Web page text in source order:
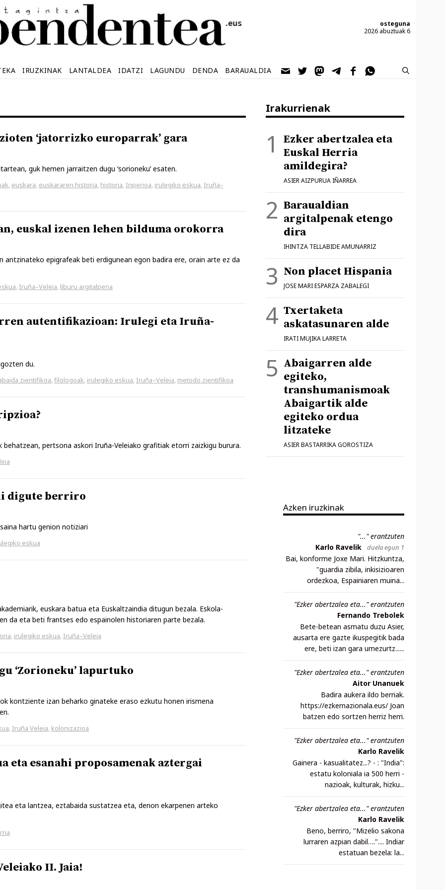
osteguna
2026 abuztuak 6
IRUZKINAK LANTALDEA IDATZI LAGUNDU DENDA BARAUALDIA
‘jatorrizko europarrak’ gara
guk hemen jarraitzen dugu ‘sorioneku’ esaten.
, euskara, euskararen historia, historia, Inperioa, irulegiko eskua, Iruña–
euskal izenen lehen bilduma orokorra
antzinateko epigrafeak beti erdigunean egon badira ere, orain arte ez da
, Iruña–Veleia, liburu argitalpena
autentifikazioan: Irulegi eta Iruña-
du.
zientifikoa,filologoak, irulegiko eskua, Iruña–Veleia, metodo zientifikoa
pertsona askori Iruña-Veleiako grafitiak etorri zaizkigu burura.
digute berriro
hartu genion notiziari
eskua
euskara batua eta Euskaltzaindia ditugun bezala. Eskola-
da eta beti frantses edo espainolen historiaren parte bezala.
irulegiko eskua Iruña–Veleia
‘Zorioneku’ lapurtuko
kontziente izan beharko ginateke eraso ezkutu honen irismena
Iruña Veleia kolonizazioa
esanahi proposamenak aztergai
eta lantzea, eztabaida sustatzea eta, denon ekarpenen arteko
II. Jaia!
Irakurrienak
Ezker abertzalea eta
Euskal Herria
amildegira?
ASIER AIZPURUA IÑARREA
Baraualdian
argitalpenak etengo
dira
IHINTZA TELLABIDE AMUNARRIZ
Non placet Hispania
JOSE MARI ESPARZA ZABALEGI
Txertaketa
askatasunaren alde
IRATI MUJIKA LARRETA
Abaigarren alde
egiteko,
transhumanismoak
Abaigartik alde
egiteko ordua
litzateke
ASIER BASTARRIKA GOROSTIZA
Azken iruzkinak
"..." erantzuten
Karlo Ravelik
duela egun 1
Bai, konforme Joxe Mari. Hitzkuntza,
"guardia zibila, inkisizioaren
ordezkoa, Espainiaren muina...
"Ezker abertzalea eta..." erantzuten
Fernando Trebolek
Bete-betean asmatu duzu Asier,
ausarta ere gazte ikuspegitik bada
ere, beti izan gara umezurtz......
"Ezker abertzalea eta..." erantzuten
Aitor Unanuek
Badira aukera ildo berriak.
https://ezkernazionala.eus/ Joan
batzen edo sortzen herriz herri.
"Ezker abertzalea eta..." erantzuten
Karlo Ravelik
Gainera - kasualitatez...? - : "India":
estatu koloniala ia 500 herri -
nazioak, kulturak, hizku...
"Ezker abertzalea eta..." erantzuten
Karlo Ravelik
Beno, berriro, "Mizelio sakona
lurraren azpian dabil….".... Indiar
estatuan bezela: la...